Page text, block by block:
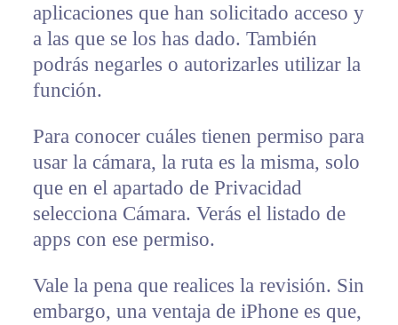
aplicaciones que han solicitado acceso y
a las que se los has dado. También
podrás negarles o autorizarles utilizar la
función.
Para conocer cuáles tienen permiso para
usar la cámara, la ruta es la misma, solo
que en el apartado de Privacidad
selecciona Cámara. Verás el listado de
apps con ese permiso.
Vale la pena que realices la revisión. Sin
embargo, una ventaja de iPhone es que,